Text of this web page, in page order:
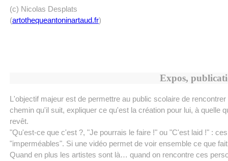
(c) Nicolas Desplats
(artothequeantoninartaud.fr)
Expos,
L'objectif majeur est de permettre au public scolaire de
chemin qu'il suit, expliquer ce qu'est la création pour lui, à quelle
revêt.
"Qu'est-ce que c'est ?, "Je pourrais le faire !" ou "C'est laid !" :
"imperméables". Si une vidéo permet de voir ensemble ce que
Quand en plus les artistes sont là… quand on rencontre ces